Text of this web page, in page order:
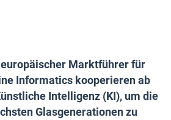
europäischer Marktführer für
Informatics kooperieren ab
Intelligenz (KI), um die
Glasgenerationen zu